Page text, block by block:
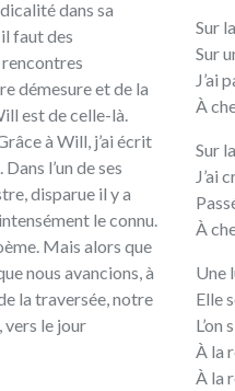
démesure et de la
Sur
Sur
J’ai
À
Sur
J’ai
À
Une
Elle
L’on
À la
À la